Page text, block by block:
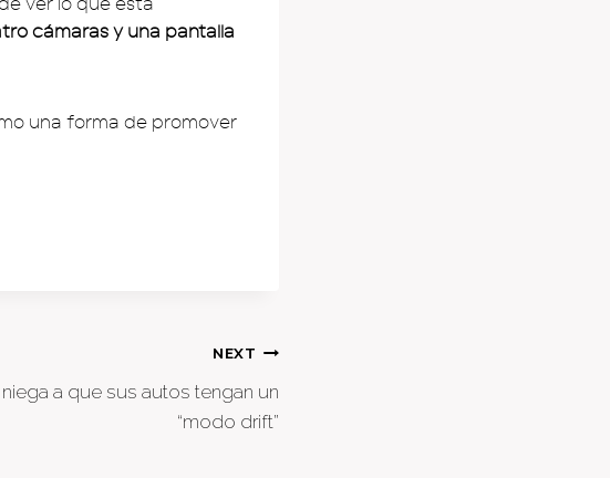
ver lo que está
cámaras y una pantalla
una forma de promover
NEXT
a que sus autos tengan un
“modo drift”